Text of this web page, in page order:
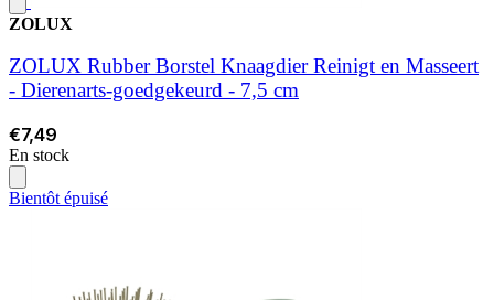
ZOLUX
ZOLUX Rubber Borstel Knaagdier Reinigt en Masseert
- Dierenarts-goedgekeurd - 7,5 cm
€7,49
En stock
Bientôt épuisé